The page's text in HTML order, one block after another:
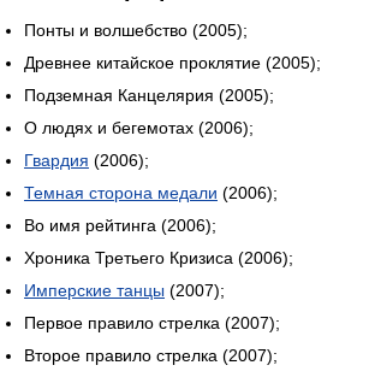
Понты и волшебство (2005);
Древнее китайское проклятие (2005);
Подземная Канцелярия (2005);
О людях и бегемотах (2006);
Гвардия (2006);
Темная сторона медали (2006);
Во имя рейтинга (2006);
Хроника Третьего Кризиса (2006);
Имперские танцы (2007);
Первое правило стрелка (2007);
Второе правило стрелка (2007);